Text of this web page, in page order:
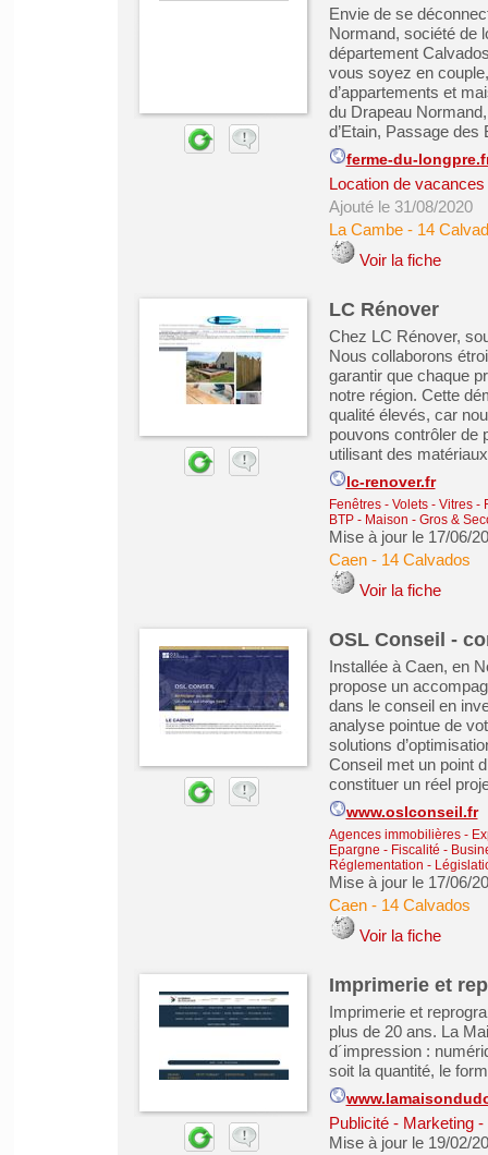
Envie de se
Normand, société de
département
vous soyez en
d’appartements et
du Drapeau
d’Etain, Passage
ferme-du-
Location de
Ajouté le 31/08/2020
La Cambe- 14
Voir la fiche
LC Rénover
Chez LC Rénover,
Nous collaborons
garantir que chaque
notre région. Cette
qualité élevés, car
pouvons contrôler de
utilisant des
lc-renover.fr
Fenêtres - Volets - Vitres -
BTP - Maison - Gros &
Mise à jour le 17/06/
Caen- 14 Calvados
Voir la fiche
OSL Conseil -
Installée à Caen, en
propose un
dans le conseil en
analyse pointue de
solutions
Conseil met un point
constituer un réel
www.oslconseil.fr
Agences immobilières -
Epargne - Fiscalité -
Réglementation -
Mise à jour le 17/06/
Caen- 14 Calvados
Voir la fiche
Imprimerie et
Imprimerie et
plus de 20 ans. La
d´impression :
soit la quantité, le
Publicité - Marketing
Mise à jour le 19/02/